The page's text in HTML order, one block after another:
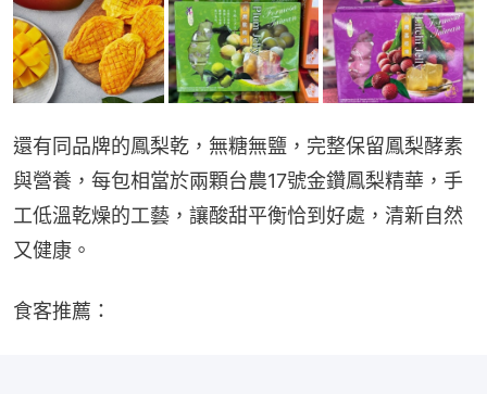
還有同品牌的鳳梨乾，無糖無鹽，完整保留鳳梨酵素
與營養，每包相當於兩顆台農17號金鑽鳳梨精華，手
工低溫乾燥的工藝，讓酸甜平衡恰到好處，清新自然
又健康。
食客推薦：